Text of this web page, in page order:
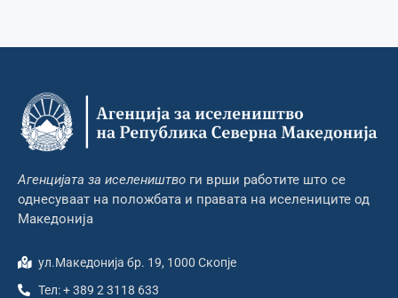
Агенцијата за иселеништво ги врши работите што се
однесуваат на положбата и правата на иселениците од
Македонија
ул.Македонија бр. 19, 1000 Скопје
Тел: + 389 2 3118 633